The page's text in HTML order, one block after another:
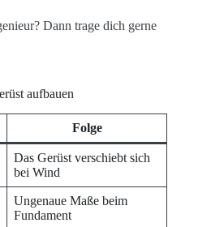
Dann trage dich gerne
aufbauen
Folge
Das Gerüst verschiebt sich
bei Wind
Ungenaue Maße beim
Fundament